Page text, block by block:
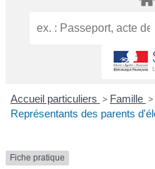
Accueil particuliers > Famille >
Représentants des parents
Fiche pratique